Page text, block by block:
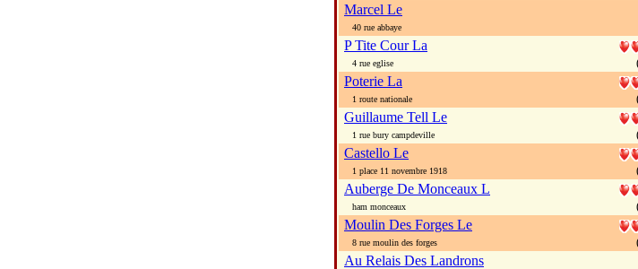
Marcel Le
40 rue abbaye
P Tite Cour La
4 rue eglise
Poterie La
1 route nationale
Guillaume Tell Le
1 rue bury campdeville
Castello Le
1 place 11 novembre 1918
Auberge De Monceaux L
ham monceaux
Moulin Des Forges Le
8 rue moulin des forges
Au Relais Des Landrons